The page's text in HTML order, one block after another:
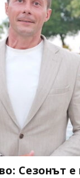
Сезонът е